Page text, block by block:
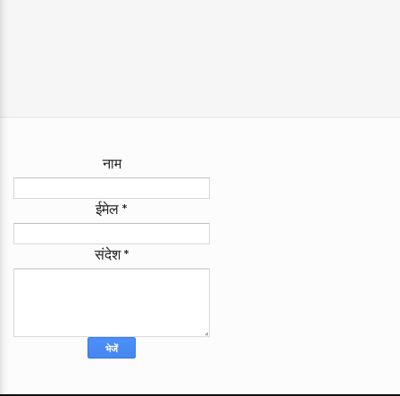
नाम
ईमेल *
संदेश*